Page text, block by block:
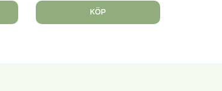
KÖP